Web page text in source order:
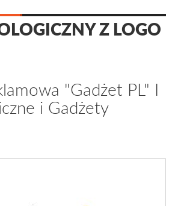
Z LOGO
"Gadżet PL" I
i Gadżety